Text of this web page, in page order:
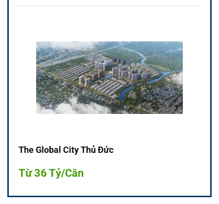
The Global City Thủ Đức
Từ 36 Tỷ/Căn